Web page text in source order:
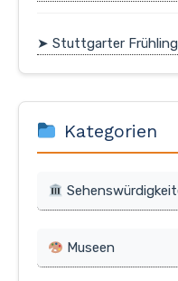
➤ Stuttgarter
Kategorien
Museen